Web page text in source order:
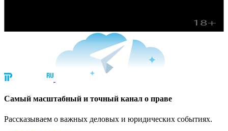
Cамый масштабный и точный канал о праве
Рассказываем о важных деловых и юридических событиях.